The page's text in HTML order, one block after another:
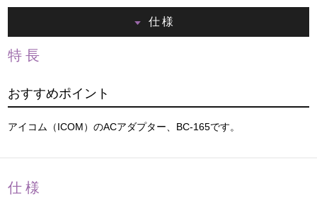
仕様
特長
おすすめポイント
アイコム（ICOM）のACアダプター、BC-165です。
仕様